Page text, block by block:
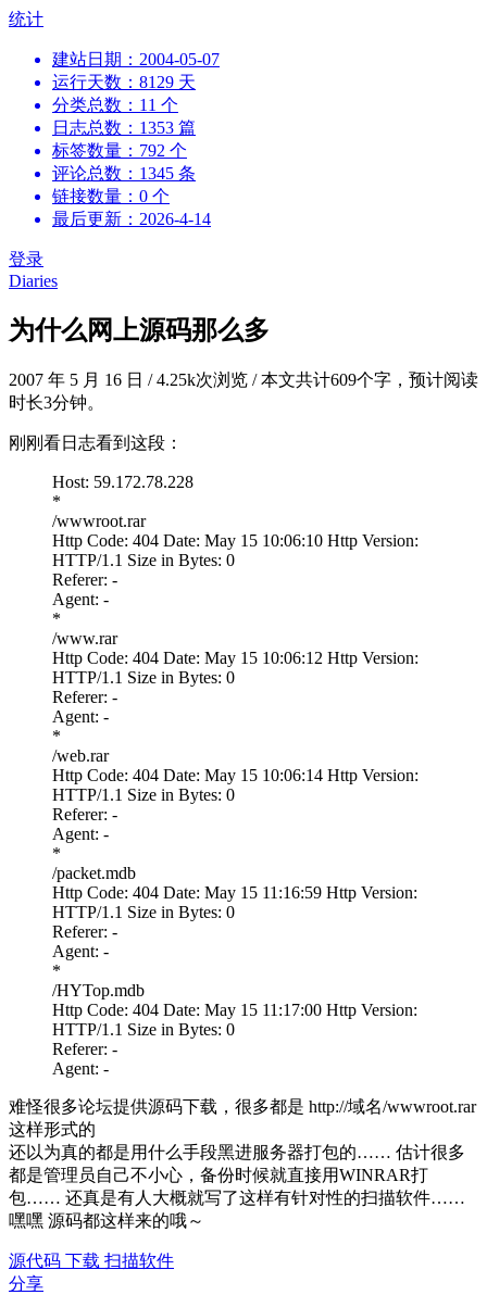
跳
统计
建站日期：2004-05-07
运行天数：8129 天
分类总数：11 个
日志总数：1353 篇
标签数量：792 个
评论总数：1345 条
链接数量：0 个
最后更新：2026-4-14
登录
Diaries
为什么网上源码那么多
2007 年 5 月 16 日 /4.25k次浏览 /本文共计609个字，预计阅读
时长3分钟。
刚刚看日志看到这段：
Host: 59.172.78.228
*
/wwwroot.rar
Http Code: 404 Date: May 15 10:06:10 Http Version:
HTTP/1.1 Size in Bytes: 0
Referer: -
Agent: -
*
/www.rar
Http Code: 404 Date: May 15 10:06:12 Http Version:
HTTP/1.1 Size in Bytes: 0
Referer: -
Agent: -
*
/web.rar
Http Code: 404 Date: May 15 10:06:14 Http Version:
HTTP/1.1 Size in Bytes: 0
Referer: -
Agent: -
*
/packet.mdb
Http Code: 404 Date: May 15 11:16:59 Http Version:
HTTP/1.1 Size in Bytes: 0
Referer: -
Agent: -
*
/HYTop.mdb
Http Code: 404 Date: May 15 11:17:00 Http Version:
HTTP/1.1 Size in Bytes: 0
Referer: -
Agent: -
难怪很多论坛提供源码下载，很多都是 http://域名/wwwroot.rar
这样形式的
还以为真的都是用什么手段黑进服务器打包的…… 估计很多
都是管理员自己不小心，备份时候就直接用WINRAR打
包…… 还真是有人大概就写了这样有针对性的扫描软件……
嘿嘿 源码都这样来的哦～
源代码 下载 扫描软件
分享